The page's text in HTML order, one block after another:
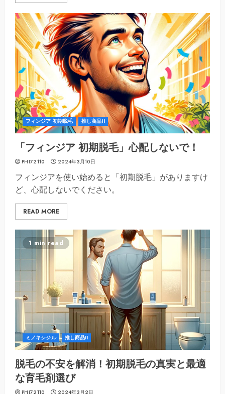
フィンジア 初期脱毛 推し商品II
「フィンジア 初期脱毛」心配しないで！
PHI72110 2024年3月10日
フィンジアを使い始めると「初期脱毛」がありますけ
ど、心配しないでください。
READ MORE
1 min read
ミノキシジル 推し商品II
脱毛の不安を解消！初期脱毛の真実と最適
な育毛剤選び
PHI72110 2024年3月2日